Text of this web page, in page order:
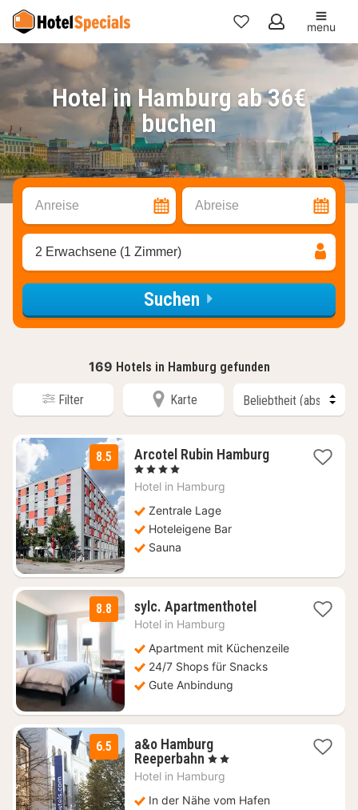
Meine
Favoriten
menu
Hotel in Hamburg ab 36€
buchen
Anreise Abreise
2 Erwachsene (1 Zimmer)
Suchen
169 Hotels in Hamburg gefunden
Filter Karte
8.5 Arcotel Rubin Hamburg1
, 4 Sterne
Hotel in Hamburg
Zentrale Lage
Hoteleigene Bar
Sauna
8.8 sylc. Apartmenthotel2
96
€
Hotel in Hamburg
Apartment mit Küchenzeile
24/7 Shops für Snacks
Gute Anbindung
6.5
a&o Hamburg
Reeperbahn 2
Nächte
ab
65,77
, 2 Sterne
Hotel in Hamburg
In der Nähe vom Hafen